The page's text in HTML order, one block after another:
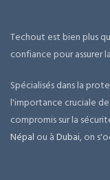
Techout est bien plus
confiance pour assurer
Spécialisés dans la
l'importance cruciale
compromis sur la
Népal ou àDubai, on